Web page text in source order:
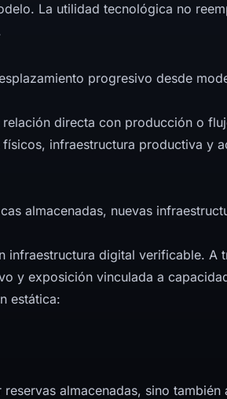
La utilidad tecnológica no
progresivo desde
directa con producción o
infraestructura productiva y
almacenadas, nuevas
infraestructura digital verificable. A
y exposición vinculada a
estática:
almacenadas, sino